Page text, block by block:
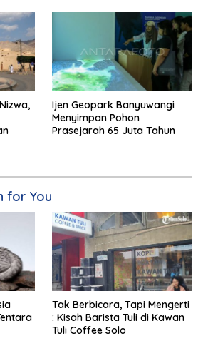
Ijen Geopark Banyuwangi
Menyimpan Pohon
Prasejarah 65 Juta Tahun
for You
Tak Berbicara, Tapi Mengerti
: Kisah Barista Tuli di Kawan
Tuli Coffee Solo